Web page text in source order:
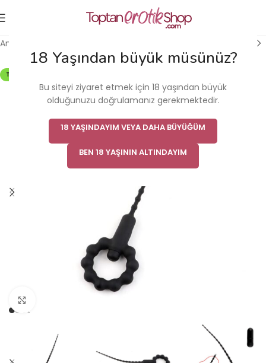
18 Yaşından büyük müsünüz?
Bu siteyi ziyaret etmek için 18 yaşından büyük
olduğunuzu doğrulamanız gerekmektedir.
18 YAŞINDAYIM VEYA DAHA BÜYÜĞÜM
BEN 18 YAŞININ ALTINDAYIM
Ana Sayfa
TÜKENDI